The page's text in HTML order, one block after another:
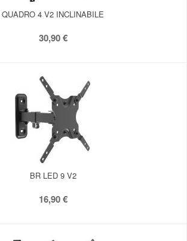
QUADRO 4 V2 INCLINABILE
30,90 €
BR LED 9 V2
16,90 €